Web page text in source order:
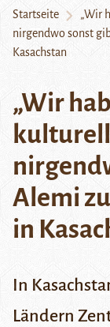
Startseite
„Wir
nirgendwo sonst
Kasachstan
„Wir
Alemi
in
In
Ländern